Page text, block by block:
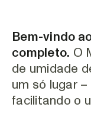
Bem-vindo
completo. O
de umidade
um só lugar
facilitando o